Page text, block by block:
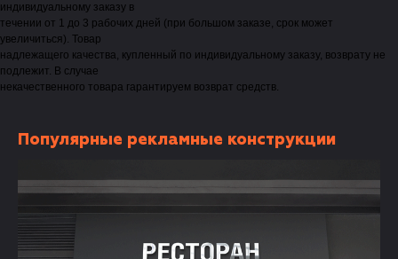
индивидуальному заказу в
течении от 1 до 3 рабочих дней (при большом заказе, срок может
увеличиться). Товар
надлежащего качества, купленный по индивидуальному заказу, возврату не
подлежит. В случае
некачественного товара гарантируем возврат средств.
Популярные рекламные конструкции